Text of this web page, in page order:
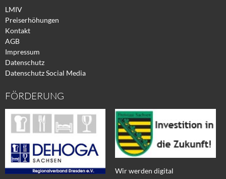
LMIV
Preiserhöhungen
Kontakt
AGB
Impressum
Datenschutz
Datenschutz Social Media
FÖRDERUNG
Wir werden digital